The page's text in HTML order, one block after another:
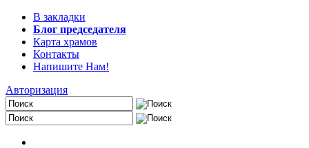
В закладки
Блог председателя
Карта храмов
Контакты
Напишите Нам!
Авторизация